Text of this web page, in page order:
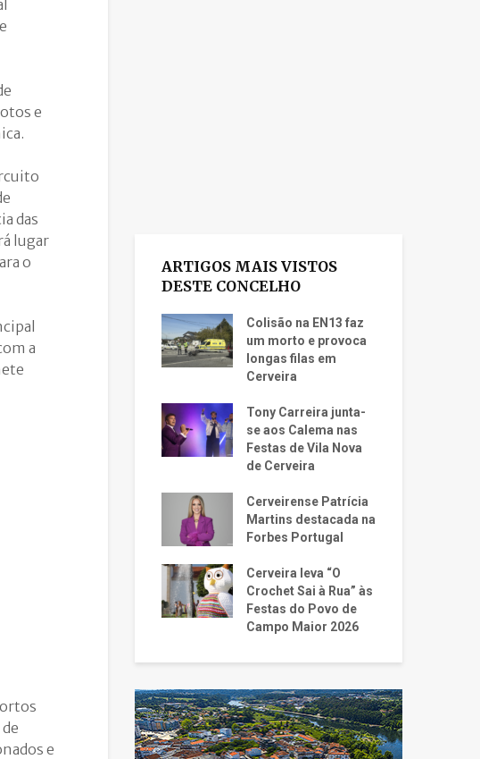
e
das
lugar
o
a
e
ARTIGOS MAIS VISTOS
DESTE CONCELHO
Colisão na EN13 faz
um morto e provoca
longas filas em
Cerveira
Tony Carreira junta-
se aos Calema nas
Festas de Vila Nova
de Cerveira
Cerveirense Patrícia
Martins destacada na
Forbes Portugal
Cerveira leva “O
Crochet Sai à Rua” às
Festas do Povo de
Campo Maior 2026